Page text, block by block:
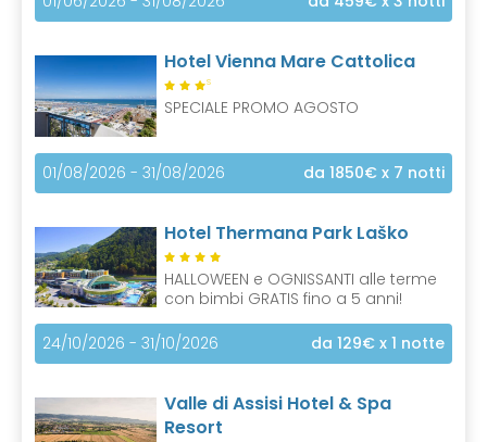
Hotel Vienna Mare Cattolica
S
SPECIALE PROMO AGOSTO
01/08/2026 - 31/08/2026 da 1850€ x 7 notti
Hotel Thermana Park Laško
HALLOWEEN e OGNISSANTI alle terme
con bimbi GRATIS fino a 5 anni!
24/10/2026 - 31/10/2026 da 129€ x 1 notte
Valle di Assisi Hotel & Spa
Resort